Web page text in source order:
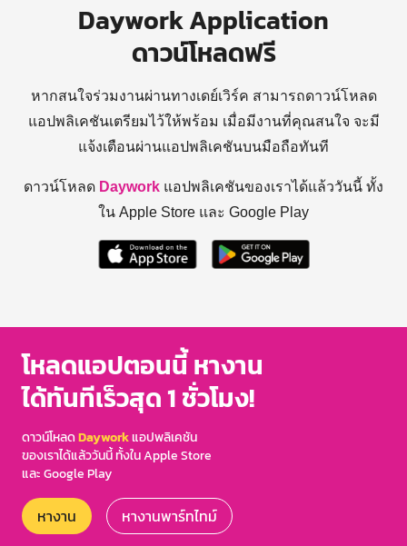
Daywork Application
ดาวน์โหลดฟรี
หากสนใจร่วมงานผ่านทางเดย์เวิร์ค สามารถดาวน์โหลด
แอปพลิเคชันเตรียมไว้ให้พร้อม เมื่อมีงานที่คุณสนใจ จะมี
แจ้งเตือนผ่านแอปพลิเคชันบนมือถือทันที
ดาวน์โหลด Daywork แอปพลิเคชันของเราได้แล้ววันนี้ ทั้ง
ใน Apple Store และ Google Play
โหลดแอปตอนนี้ หางาน
ได้ทันทีเร็วสุด 1 ชั่วโมง!
ดาวน์โหลดDayworkแอปพลิเคชัน
ของเราได้แล้ววันนี้ ทั้งใน Apple Store
และ Google Play
หางาน หางานพาร์ทไทม์